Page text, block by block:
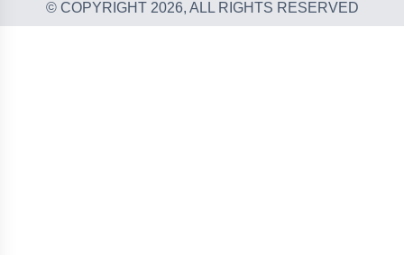
© COPYRIGHT 2026, ALL RIGHTS RESERVED